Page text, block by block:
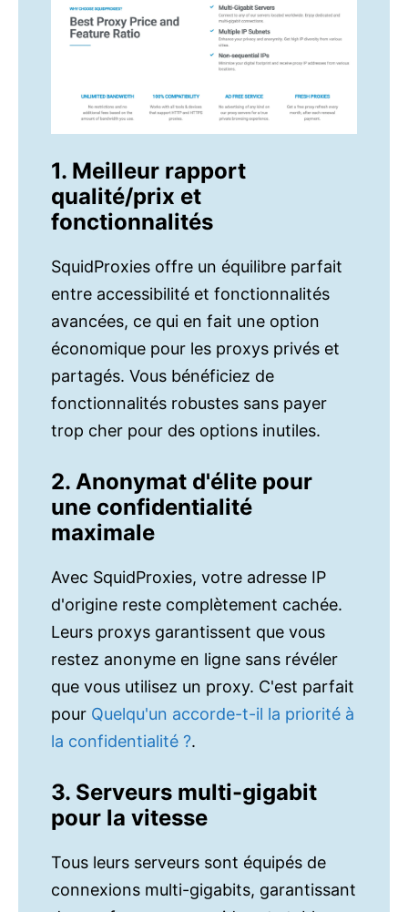
1. Meilleur rapport
qualité/prix et
fonctionnalités
SquidProxies offre un équilibre parfait
entre accessibilité et fonctionnalités
avancées, ce qui en fait une option
économique pour les proxys privés et
partagés. Vous bénéficiez de
fonctionnalités robustes sans payer
trop cher pour des options inutiles.
2. Anonymat d'élite pour
une confidentialité
maximale
Avec SquidProxies, votre adresse IP
d'origine reste complètement cachée.
Leurs proxys garantissent que vous
restez anonyme en ligne sans révéler
que vous utilisez un proxy. C'est parfait
pour Quelqu'un accorde-t-il la priorité à
la confidentialité ?.
3. Serveurs multi-gigabit
pour la vitesse
Tous leurs serveurs sont équipés de
connexions multi-gigabits, garantissant